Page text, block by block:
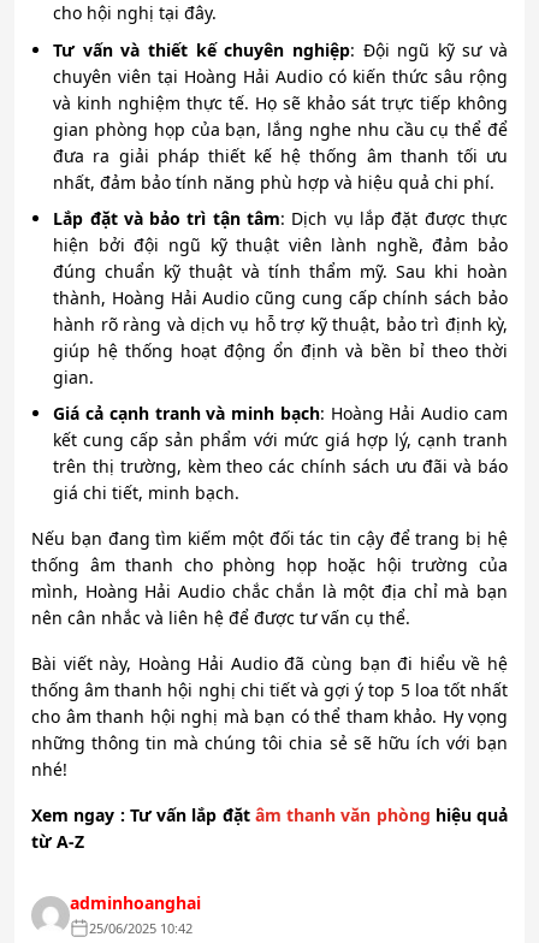
cho hội nghị tại đây.
Tư vấn và thiết kế chuyên nghiệp: Đội ngũ kỹ sư và
chuyên viên tại Hoàng Hải Audio có kiến thức sâu rộng
và kinh nghiệm thực tế. Họ sẽ khảo sát trực tiếp không
gian phòng họp của bạn, lắng nghe nhu cầu cụ thể để
đưa ra giải pháp thiết kế hệ thống âm thanh tối ưu
nhất, đảm bảo tính năng phù hợp và hiệu quả chi phí.
Lắp đặt và bảo trì tận tâm: Dịch vụ lắp đặt được thực
hiện bởi đội ngũ kỹ thuật viên lành nghề, đảm bảo
đúng chuẩn kỹ thuật và tính thẩm mỹ. Sau khi hoàn
thành, Hoàng Hải Audio cũng cung cấp chính sách bảo
hành rõ ràng và dịch vụ hỗ trợ kỹ thuật, bảo trì định kỳ,
giúp hệ thống hoạt động ổn định và bền bỉ theo thời
gian.
Giá cả cạnh tranh và minh bạch: Hoàng Hải Audio cam
kết cung cấp sản phẩm với mức giá hợp lý, cạnh tranh
trên thị trường, kèm theo các chính sách ưu đãi và báo
giá chi tiết, minh bạch.
Nếu bạn đang tìm kiếm một đối tác tin cậy để trang bị hệ
thống âm thanh cho phòng họp hoặc hội trường của
mình, Hoàng Hải Audio chắc chắn là một địa chỉ mà bạn
nên cân nhắc và liên hệ để được tư vấn cụ thể.
Bài viết này, Hoàng Hải Audio đã cùng bạn đi hiểu về hệ
thống âm thanh hội nghị chi tiết và gợi ý top 5 loa tốt nhất
cho âm thanh hội nghị mà bạn có thể tham khảo. Hy vọng
những thông tin mà chúng tôi chia sẻ sẽ hữu ích với bạn
nhé!
Xem ngay : Tư vấn lắp đặtâm thanh văn phòng hiệu quả
từ A-Z
adminhoanghai
25/06/2025 10:42